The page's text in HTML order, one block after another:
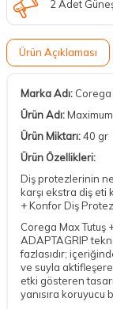
2 Adet
Ürün Açıklaması
Marka Adı: Corega
Ürün Adı:Maximum
Ürün Miktarı:40 gr
Ürün Özellikleri:
Diş protezlerinin
karşı ekstra diş eti
+ Konfor Diş Protezi
Corega Max Tutuş
ADAPTAGRIP
fazlasıdır;
ve suyla
etki gösteren
yanısıra koruyucu